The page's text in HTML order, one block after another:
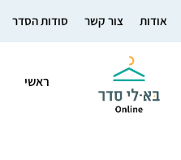
אודות צור קשר סודות הסדר
ראשי